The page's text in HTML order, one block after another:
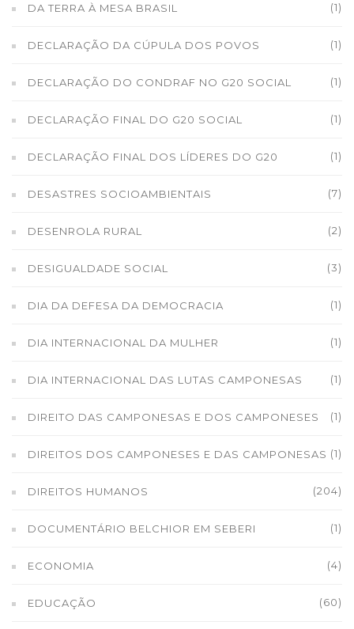
DA TERRA À MESA BRASIL (1)
DECLARAÇÃO DA CÚPULA DOS POVOS (1)
DECLARAÇÃO DO CONDRAF NO G20 SOCIAL (1)
DECLARAÇÃO FINAL DO G20 SOCIAL (1)
DECLARAÇÃO FINAL DOS LÍDERES DO G20 (1)
DESASTRES SOCIOAMBIENTAIS (7)
DESENROLA RURAL (2)
DESIGUALDADE SOCIAL (3)
DIA DA DEFESA DA DEMOCRACIA (1)
DIA INTERNACIONAL DA MULHER (1)
DIA INTERNACIONAL DAS LUTAS CAMPONESAS (1)
DIREITO DAS CAMPONESAS E DOS CAMPONESES (1)
DIREITOS DOS CAMPONESES E DAS CAMPONESAS (1)
DIREITOS HUMANOS (204)
DOCUMENTÁRIO BELCHIOR EM SEBERI (1)
ECONOMIA (4)
EDUCAÇÃO (60)